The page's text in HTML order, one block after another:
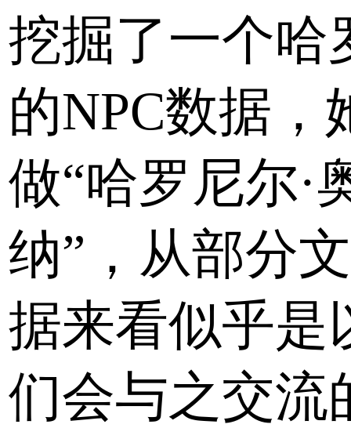
挖掘了一个哈
的NPC数据，
做“哈罗尼尔·
纳”，从部分
据来看似乎是
们会与之交流